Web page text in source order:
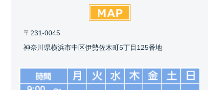
〒231-0045
神奈川県横浜市中区伊勢佐木町5丁目125番地